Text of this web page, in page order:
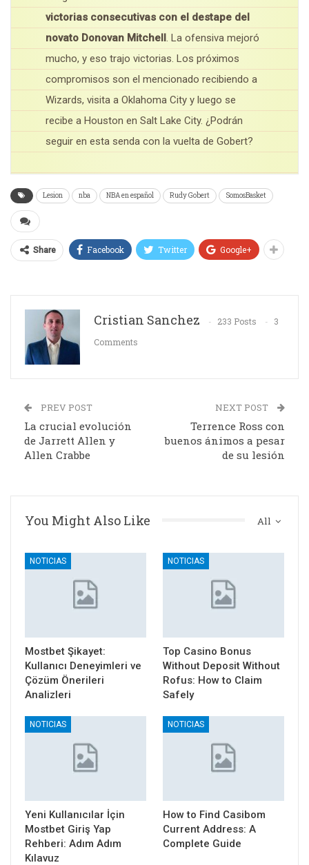
victorias consecutivas con el destape del
novato Donovan Mitchell. La ofensiva mejoró
mucho, y eso trajo victorias. Los próximos
compromisos son el mencionado recibiendo a
Wizards, visita a Oklahoma City y luego se
recibe a Houston en Salt Lake City. ¿Podrán
seguir en esta senda con la vuelta de Gobert?
Lesion nba NBA en español Rudy Gobert SomosBasket
Share Facebook Twitter Google+
Cristian Sanchez 233 Posts
3
Comments
PREV POST
La crucial evolución
de Jarrett Allen y
Allen Crabbe
NEXT POST
Terrence Ross con
buenos ánimos a pesar
de su lesión
All
You Might Also Like
NOTICIAS
Mostbet Şikayet:
Kullanıcı Deneyimleri ve
Çözüm Önerileri
Analizleri
NOTICIAS
Top Casino Bonus
Without Deposit Without
Rofus: How to Claim
Safely
NOTICIAS
Yeni Kullanıcılar İçin
Mostbet Giriş Yap
Rehberi: Adım Adım
Kılavuz
NOTICIAS
How to Find Casibom
Current Address: A
Complete Guide